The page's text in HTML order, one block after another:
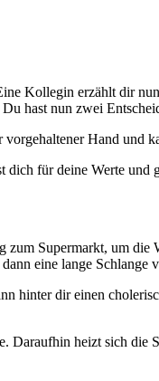
Kollegin erzählt dir
hast nun zwei
Hand und
für deine Werte
Supermarkt, um
eine lange
hinter dir einen
Daraufhin heizt sich